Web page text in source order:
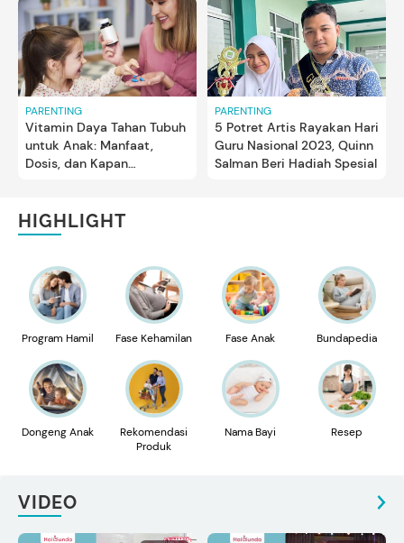
PARENTING
Vitamin Daya Tahan Tubuh
untuk Anak: Manfaat,
Dosis, dan Kapan
PARENTING
5 Potret Artis Rayakan Hari
Guru Nasional 2023, Quinn
Salman Beri Hadiah Spesial
HIGHLIGHT
Program Hamil Fase Kehamilan Fase Anak Bundapedia
Dongeng Anak
Rekomendasi
Produk
Nama Bayi Resep
VIDEO